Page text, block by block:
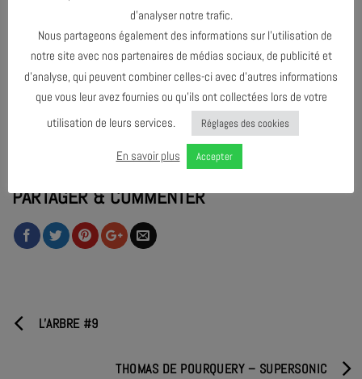
contrôle par des banques sans visage.
Cette œuvre a fait scandale aux Etats-Unis lors de sa parution en
1939. Plus de 80 ans plus tard, les thèmes traités restent
Tarif unique : 12€
17h : Début du concert
PARTAGER & COMMENTER
L'ARBRE #9
THOMAS DE POURQUERY – SUPERSONIC
d’analyser notre trafic.
Nous partageons également des informations sur l’utilisation de
notre site avec nos partenaires de médias sociaux, de publicité et
d’analyse, qui peuvent combiner celles-ci avec d’autres informations
que vous leur avez fournies ou qu’ils ont collectées lors de votre
utilisation de leurs services.
Réglages des cookies
En savoir plus Accepter